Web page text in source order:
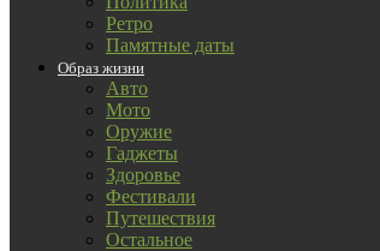
Ретро
Памятные даты
Образ жизни
Авто
Мото
Оружие
Гаджеты
Здоровье
Фестивали
Путешествия
Остальное